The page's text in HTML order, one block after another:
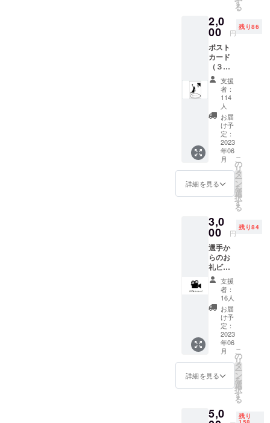
ます。
画像
はイ
メージ
です。
す
る
2,0
00 円
残り86
ポスト
カード
（３枚
セッ
ト） ウ
クライ
ナ出身
選手３
名のサ
ンクス
メッ
セージ
を書い
た限定
ポスト
す。 表
面に選
レー写
真（カ
ラー）
とメッ
セージ
が印刷
された
ものに
なりま
す。
支援
者：
114
人
お届
け予
定：
2023
年06
月
詳細を見る
こ
の
リ
タ
ー
ン
を
選
択
す
る
3,0
00 円
残り84
選手か
らのお
礼ビデ
オメッ
セージ
3名のウ
クライ
ナ人選
手から
のビデ
オメッ
セージ
を撮影
し、お
送りし
の動画
支援
者：
16人
お届
け予
定：
2023
年06
月
詳細を見る
こ
の
リ
タ
ー
ン
を
選
択
す
る
5,0 残り